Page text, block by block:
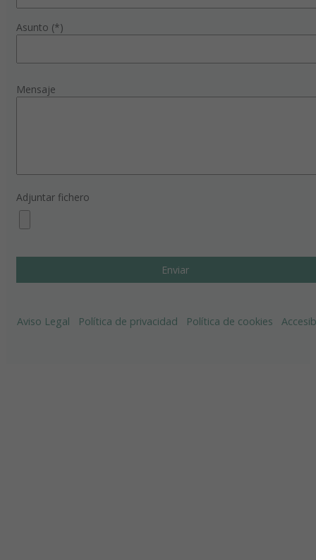
Asunto (*)
Mensaje
Adjuntar fichero
Aviso Legal Política de privacidad Política de cookies